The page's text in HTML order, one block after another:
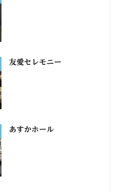
友愛セレモニー
あすかホール